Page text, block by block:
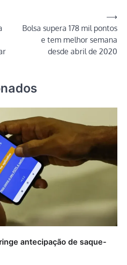
Bolsa supera 178 mil pontos
e tem melhor semana
desde abril de 2020
⟶
antecipação de saque-